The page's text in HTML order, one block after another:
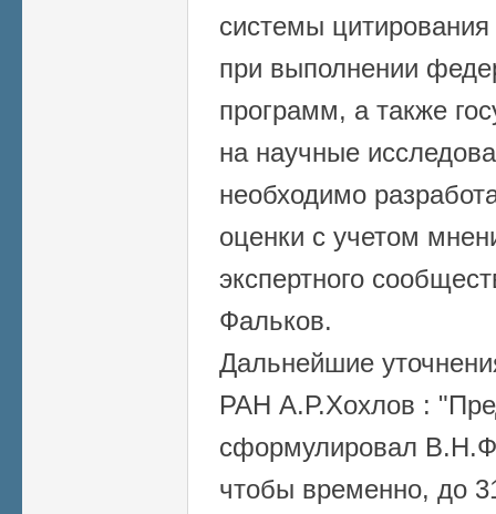
системы
при выполнении
программ, а также
на научные
необходимо
оценки с учетом
экспертного
Фальков.
Дальнейшие
РАН А.Р.Хохлов : "
сформулировал
чтобы временно, до